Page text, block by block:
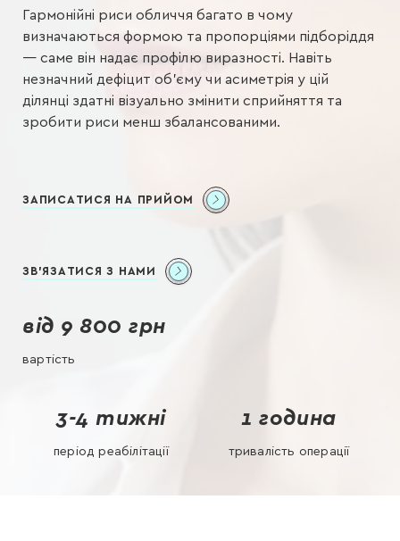
Гармонійні риси обличчя багато в чому
визначаються формою та пропорціями підборіддя
— саме він надає профілю виразності. Навіть
незначний дефіцит об’єму чи асиметрія у цій
ділянці здатні візуально змінити сприйняття та
зробити риси менш збалансованими.
ЗАПИСАТИСЯ НА ПРИЙОМ
ЗВ'ЯЗАТИСЯ З НАМИ
від 9 800 грн
вартість
3-4 тижні
період реабілітації
1 година
тривалість операції